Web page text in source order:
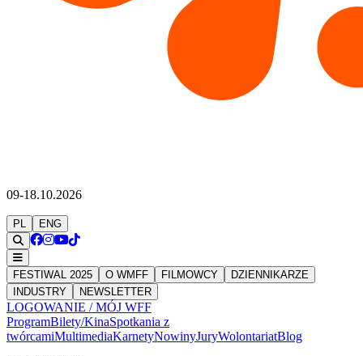
09-18.10.2026
PL ENG
FESTIWAL 2025 O WMFF FILMOWCY
DZIENNIKARZE
INDUSTRY
NEWSLETTER
LOGOWANIE / MÓJ WFF
ProgramBilety/KinaSpotkania z
twórcamiMultimediaKarnetyNowinyJuryWolontariatBlog